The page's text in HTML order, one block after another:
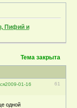
Пифий и
Тема закрыта
61
2009-01-16
одной